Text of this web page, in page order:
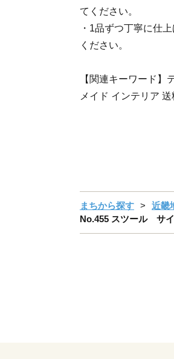
てください。
・1品ずつ丁寧に仕
ください。
【関連キーワード】
メイド インテリア
まちから探す 近畿
No.455 スツール サイ